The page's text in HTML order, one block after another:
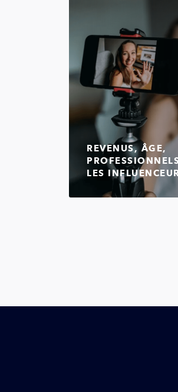
REVENUS, ÂGE,
LES